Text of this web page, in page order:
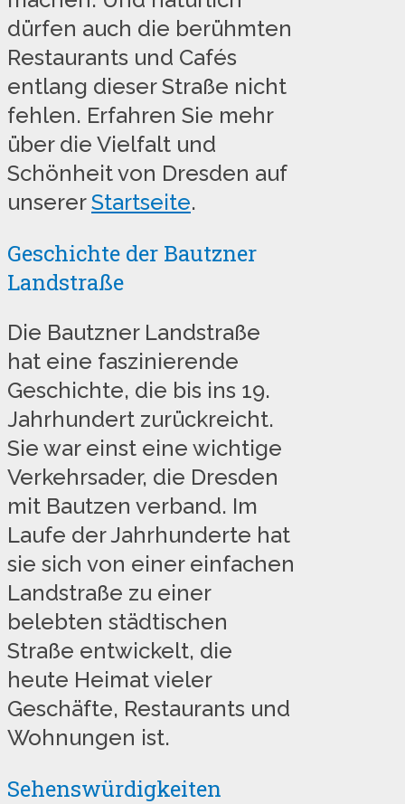
dürfen auch die berühmten
Restaurants und Cafés
entlang dieser Straße nicht
fehlen. Erfahren Sie mehr
über die Vielfalt und
Schönheit von Dresden auf
unsererStartseite.
Geschichte der Bautzner
Landstraße
Die Bautzner Landstraße
hat eine faszinierende
Geschichte, die bis ins 19.
Jahrhundert zurückreicht.
Sie war einst eine wichtige
Verkehrsader, die Dresden
mit Bautzen verband. Im
Laufe der Jahrhunderte hat
sie sich von einer einfachen
Landstraße zu einer
belebten städtischen
Straße entwickelt, die
heute Heimat vieler
Geschäfte, Restaurants und
Wohnungen ist.
Sehenswürdigkeiten